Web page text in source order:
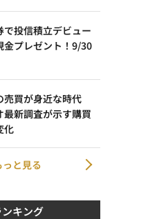
で投信積立デビュー
金プレゼント！9/30
売買が身近な時代
最新調査が示す購買
化
と見る
キング